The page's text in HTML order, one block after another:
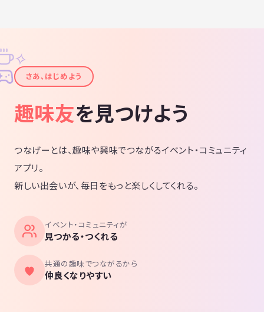
✦
✧
さあ、はじめよう
趣味友を見つけよう
つなげーとは、趣味や興味でつながるイベント・コミュニティ
アプリ。
新しい出会いが、毎日をもっと楽しくしてくれる。
イベント・コミュニティが
見つかる・つくれる
共通の趣味でつながるから
仲良くなりやすい